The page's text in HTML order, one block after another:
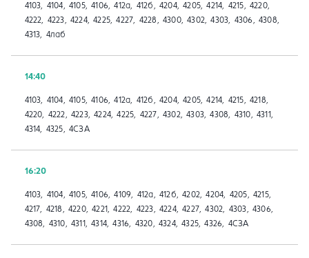
4103, 4104, 4105, 4106, 412а, 412б, 4204, 4205, 4214, 4215, 4220,
4222, 4223, 4224, 4225, 4227, 4228, 4300, 4302, 4303, 4306, 4308,
4313, 4лаб
14:40
4103, 4104, 4105, 4106, 412а, 412б, 4204, 4205, 4214, 4215, 4218,
4220, 4222, 4223, 4224, 4225, 4227, 4302, 4303, 4308, 4310, 4311,
4314, 4325, 4СЗА
16:20
4103, 4104, 4105, 4106, 4109, 412а, 412б, 4202, 4204, 4205, 4215,
4217, 4218, 4220, 4221, 4222, 4223, 4224, 4227, 4302, 4303, 4306,
4308, 4310, 4311, 4314, 4316, 4320, 4324, 4325, 4326, 4СЗА